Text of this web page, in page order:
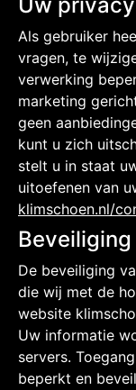
Uw
Als gebruiker
vragen, te
verwerking
marketing
geen
kunt u zich
stelt u in staat
uitoefenen van
klimschoen.nl/
De beveiliging
die wij met de
website
Uw informatie
servers.
beperkt en